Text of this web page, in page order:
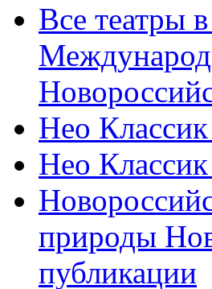
Все театры
Нео
Нео
природы
публикации